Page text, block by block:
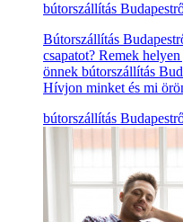
bútorszállítás
Bútorszállítás
csapatot? Remek
önnek bútorszállítás
Hívjon minket és mi
bútorszállítás